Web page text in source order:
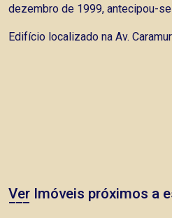
dezembro de 1999, antecipou-
Edifício localizado na Av.
Ver Imóveis próximos a